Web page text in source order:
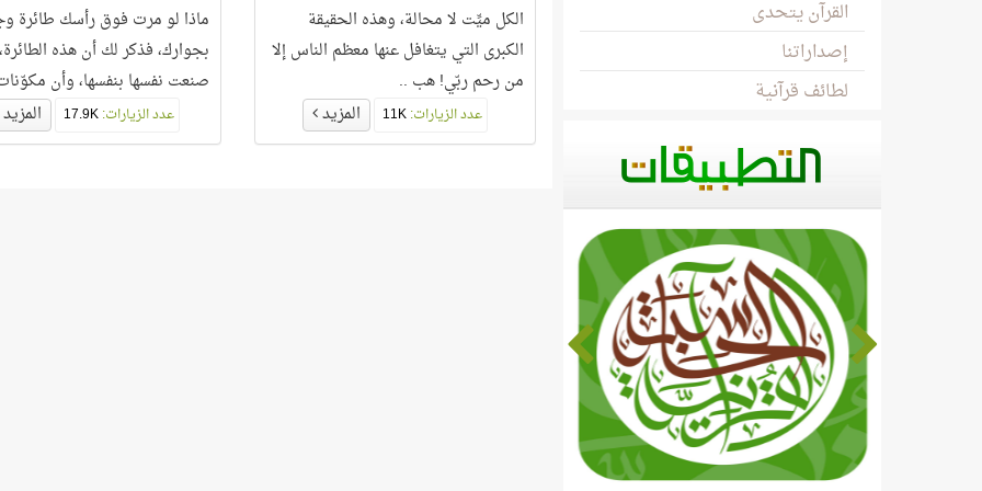
القرآن يتحدى
إصداراتنا
لطائف قرآنية
الكل ميِّت لا محالة، وهذه الحقيقة
الكبرى التي يتغافل عنها معظم الناس إلا
من رحم ربّي! هب ..
عدد الزيارات: المزيد
ماذا لو مرت فوق رأسك طائرة
بجوارك، فذكر لك أن هذه
صنعت نفسها بنفسها، وأن
الطائرة قد
عدد الزيارات:17.9K